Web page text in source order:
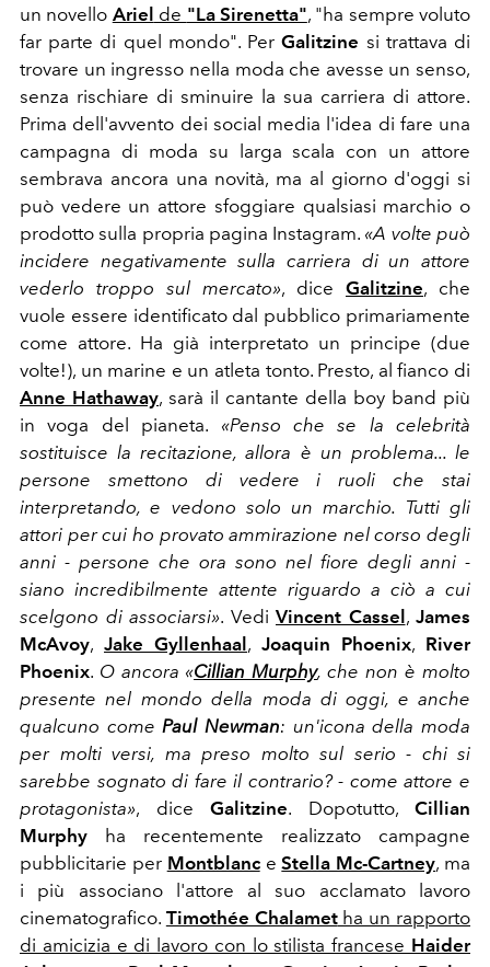
un novello Ariel de "La Sirenetta", "ha sempre voluto
far parte di quel mondo". PerGalitzine si trattava di
trovare un ingresso nella moda che avesse un senso,
senza rischiare di sminuire la sua carriera di attore.
Prima dell'avvento dei social media l'idea di fare una
campagna di moda su larga scala con un attore
sembrava ancora una novità, ma al giorno d'oggi si
può vedere un attore sfoggiare qualsiasi marchio o
prodotto sulla propria pagina Instagram. «A volte può
incidere negativamente sulla carriera di un attore
vederlo troppo sul mercato», dice Galitzine, che
vuole essere identificato dal pubblico primariamente
come attore. Ha già interpretato un principe (due
volte!), un marine e un atleta tonto. Presto, al fianco di
Anne Hathaway, sarà il cantante della boy band più
in voga del pianeta. «Penso che se la celebrità
sostituisce la recitazione, allora è un problema... le
persone smettono di vedere i ruoli che stai
interpretando, e vedono solo un marchio. Tutti gli
attori per cui ho provato ammirazione nel corso degli
anni - persone che ora sono nel fiore degli anni -
siano incredibilmente attente riguardo a ciò a cui
scelgono di associarsi». Vedi Vincent Cassel , James
McAvoy, Jake Gyllenhaal , Joaquin Phoenix, River
Phoenix. O ancora «Cillian Murphy, che non è molto
presente nel mondo della moda di oggi, e anche
qualcuno comePaul Newman: un'icona della moda
per molti versi, ma preso molto sul serio - chi si
sarebbe sognato di fare il contrario? - come attore e
protagonista», dice Galitzine. Dopotutto, Cillian
Murphy ha recentemente realizzato campagne
pubblicitarie per MontblanceStella Mc-Cartney, ma
i più associano l'attore al suo acclamato lavoro
cinematografico. Timothée Chalametha un rapporto
di amicizia e di lavoro con lo stilista francese Haider